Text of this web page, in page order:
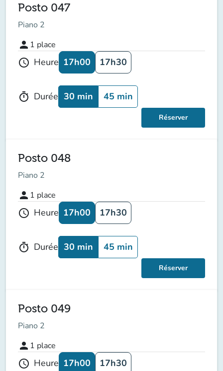
Posto 047
Piano 2
person 1 place
schedule Heure 17h00 17h30
timer Durée 30 min 45 min
Réserver
Posto 048
Piano 2
person 1 place
schedule Heure 17h00 17h30
timer Durée 30 min 45 min
Réserver
Posto 049
Piano 2
person 1 place
schedule Heure 17h00 17h30